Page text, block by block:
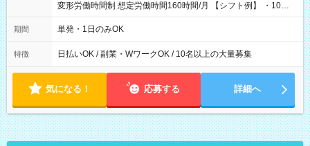
変形労働時間制 想定労働時間160時間/月 【シフト例】 ・10：
00～20：00
期間 単発・1日のみOK
特徴 日払いOK / 副業・WワークOK / 10名以上の大量募集
気になる！ 応募する 詳細へ